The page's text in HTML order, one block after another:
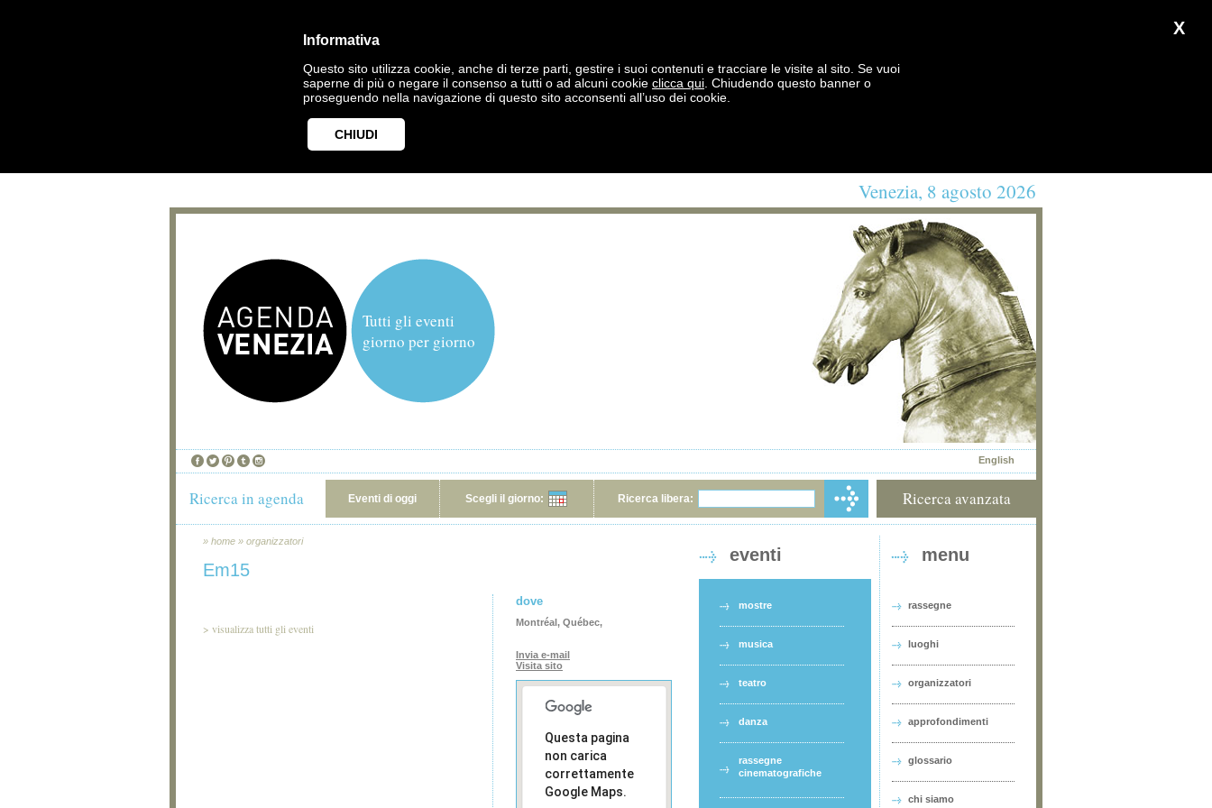
X
Informativa
Questo sito utilizza cookie, anche di terze parti, gestire i suoi contenuti e tracciare le visite al sito. Se vuoi
saperne di più o negare il consenso a tutti o ad alcuni cookie clicca qui . Chiudendo questo banner o
proseguendo nella navigazione di questo sito acconsenti all’uso dei cookie.
CHIUDI
Venezia, 8 agosto 2026
Tutti gli eventi
giorno per giorno
English
Ricerca in agenda Eventi di oggi Scegli il giorno: Ricerca libera: Ricerca avanzata
» home » organizzatori
Em15
> visualizza tutti gli eventi
dove
Montréal, Québec,
Invia e-mail
Visita sito
Questa pagina
non carica
correttamente
Google Maps.
eventi
mostre
musica
teatro
danza
rassegne
cinematografiche
menu
rassegne
luoghi
organizzatori
approfondimenti
glossario
chi siamo